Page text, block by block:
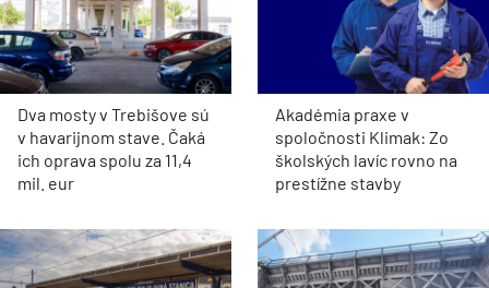
Dva mosty v Trebišove sú
v havarijnom stave. Čaká
ich oprava spolu za 11,4
mil. eur
Akadémia praxe v
spoločnosti Klimak: Zo
školských lavíc rovno na
prestížne stavby